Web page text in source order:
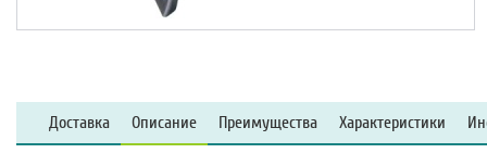
Доставка Описание Преимущества Характеристики